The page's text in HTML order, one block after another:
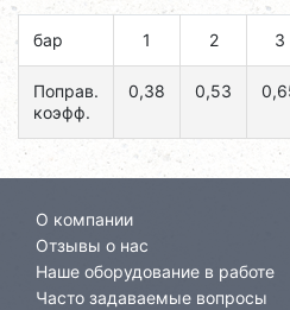
бар 1 2 3
Поправ.
коэфф.
0,38 0,53
О компании
Отзывы о нас
Наше оборудование в работе
Часто задаваемые вопросы